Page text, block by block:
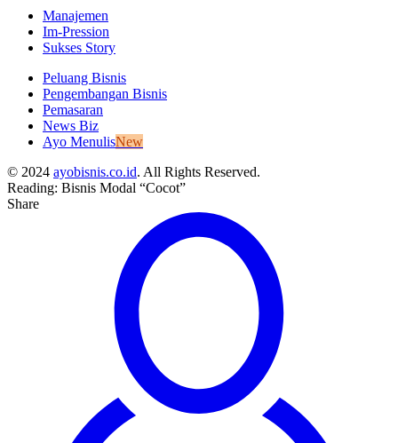
Manajemen
Im-Pression
Sukses Story
Peluang Bisnis
Pengembangan Bisnis
Pemasaran
News Biz
Ayo MenulisNew
© 2024 ayobisnis.co.id. All Rights Reserved.
Reading: Bisnis Modal “Cocot”
Share